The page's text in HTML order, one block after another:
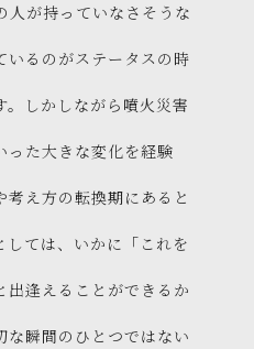
人が持っていなさそうな
いるのがステータスの時
しかしながら噴火災害
った大きな変化を経験
考え方の転換期にあると
ては、いかに「これを
逢えることができるか
な瞬間のひとつではない